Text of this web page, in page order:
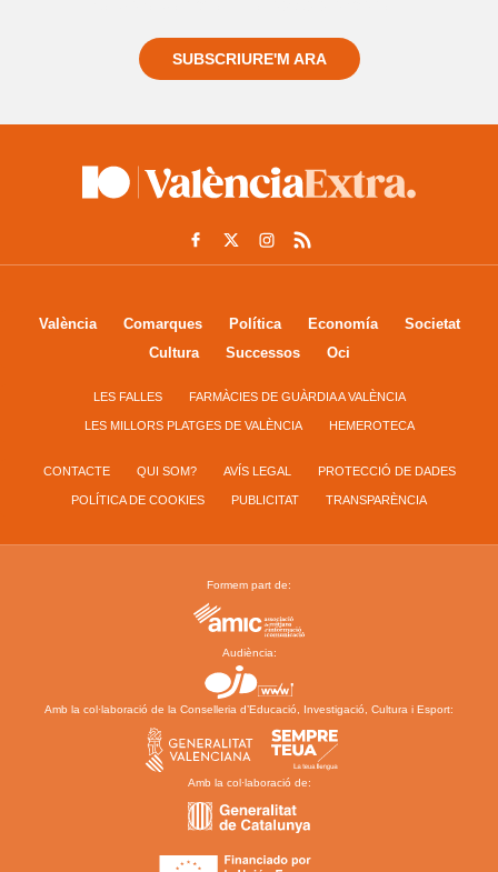
SUBSCRIURE'M ARA
València Comarques Política Economía
Societat
Cultura
Successos Oci
LES FALLES FARMÀCIES DE GUÀRDIA A VALÈNCIA
LES MILLORS PLATGES DE VALÈNCIA HEMEROTECA
CONTACTE QUI SOM? AVÍS LEGAL PROTECCIÓ DE DADES
POLÍTICA DE COOKIES PUBLICITAT TRANSPARÈNCIA
Formem part de:
Audiència:
Amb la col·laboració de la Conselleria d’Educació, Investigació, Cultura i Esport:
Amb la col·laboració de: